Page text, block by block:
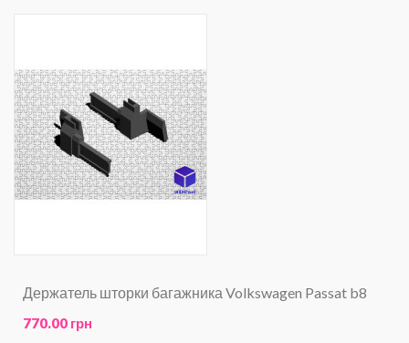
Держатель шторки багажника Volkswagen Passat b8
770.00 грн